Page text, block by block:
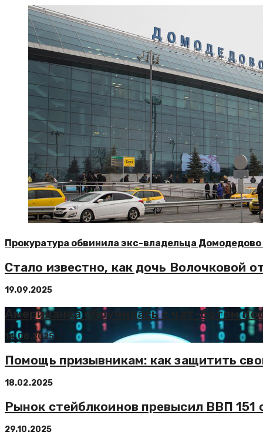
Прокуратура обвинила экс-владельца
Стало известно, как дочь Волочковой
19.09.2025
Американка обручилась с чат-ботом
14.08.2025
Помощь призывникам: как защитить
18.02.2025
Рынок стейблкоинов превысил ВВП 151
29.10.2025